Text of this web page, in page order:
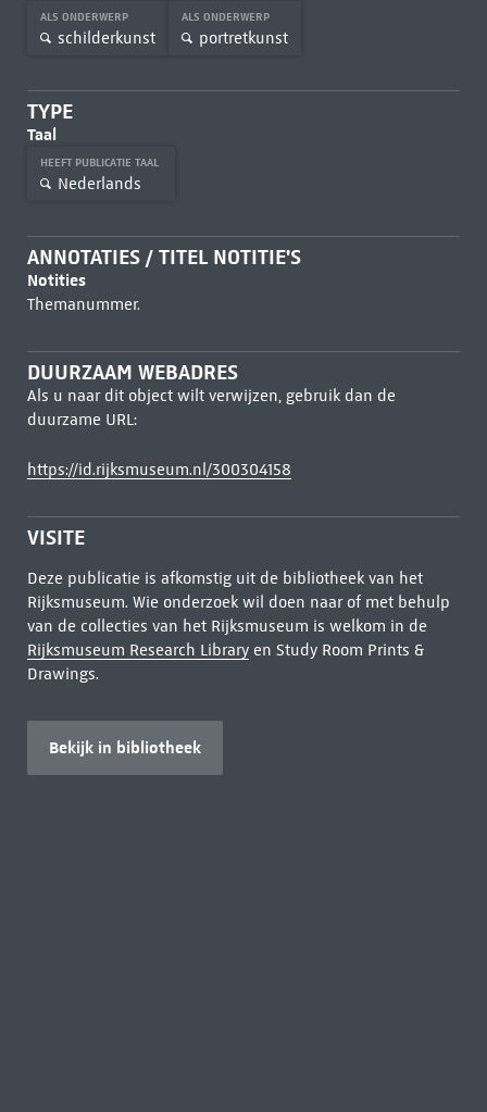
ALS ONDERWERP
schilderkunst
ALS ONDERWERP
portretkunst
TYPE
Taal
HEEFT PUBLICATIE TAAL
Nederlands
ANNOTATIES / TITEL NOTITIE'S
Notities
Themanummer.
DUURZAAM WEBADRES
Als u naar dit object wilt verwijzen, gebruik dan de
duurzame URL:
https://id.rijksmuseum.nl/300304158
VISITE
Deze publicatie is afkomstig uit de bibliotheek van het
Rijksmuseum. Wie onderzoek wil doen naar of met behulp
van de collecties van het Rijksmuseum is welkom in de
Rijksmuseum Research Libraryen Study Room Prints &
Drawings.
Bekijk in bibliotheek